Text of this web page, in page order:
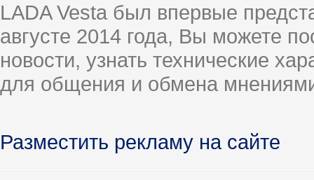
LADA Vesta был впервые
августе 2014 года, Вы можете
новости, узнать технические
для общения и обмена
Разместить рекламу на сайте